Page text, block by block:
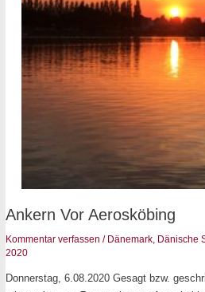
Ankern Vor Aerosköbing
Kommentar verfassen / Dänemark, Dänische
2020
Donnerstag, 6.08.2020 Gesagt bzw.
Ankern
Aerosköbing